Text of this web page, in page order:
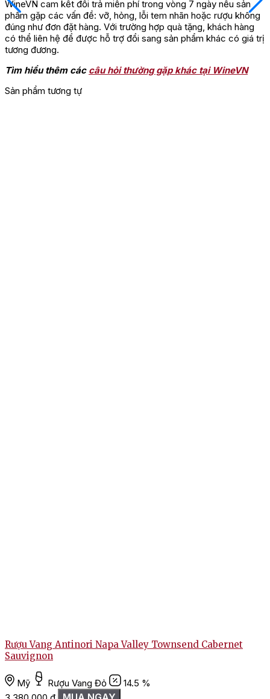
WineVN cam kết đổi trả miễn phí trong vòng 7 ngày nếu sản
phẩm gặp các vấn đề: vỡ, hỏng, lỗi tem nhãn hoặc rượu không
đúng như đơn đặt hàng. Với trường hợp quà tặng, khách hàng
có thể liên hệ để được hỗ trợ đổi sang sản phẩm khác có giá trị
tương đương.
Tìm hiểu thêm các câu hỏi thường gặp khác tại WineVN
Sản phẩm tương tự
Rượu Vang Antinori Napa Valley Townsend Cabernet
Sauvignon
Mỹ Rượu Vang Đỏ
14.5 %